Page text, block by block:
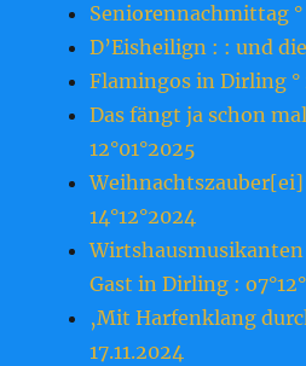
Seniorennachmittag °
D’Eisheilign : : und
Flamingos in Dirling °
Das fängt ja schon
12°01°2025
Weihnachtszauber[ei]
14°12°2024
Wirtshausmusikanten
Gast in Dirling :
‚Mit Harfenklang
17.11.2024